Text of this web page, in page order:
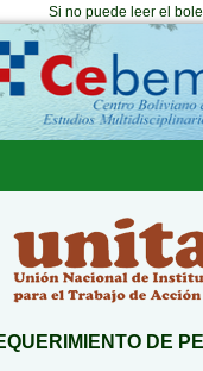
Si no puede leer el
DE